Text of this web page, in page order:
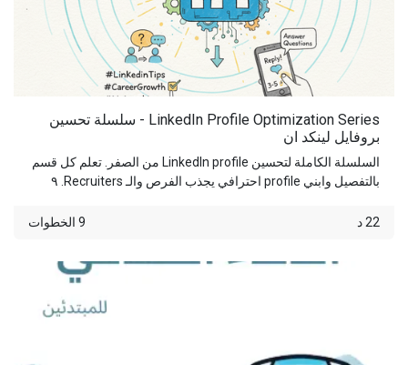
‫LinkedIn Profile Optimization Series - سلسلة تحسين
بروفايل لينكد ان‬
‫السلسلة الكاملة لتحسين LinkedIn profile من الصفر. تعلم كل قسم
بالتفصيل وابني profile احترافي يجذب الفرص والـ Recruiters. ٩
22 د
9 الخطوات